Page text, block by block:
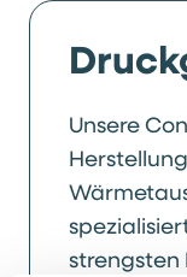
Unsere
strengsten